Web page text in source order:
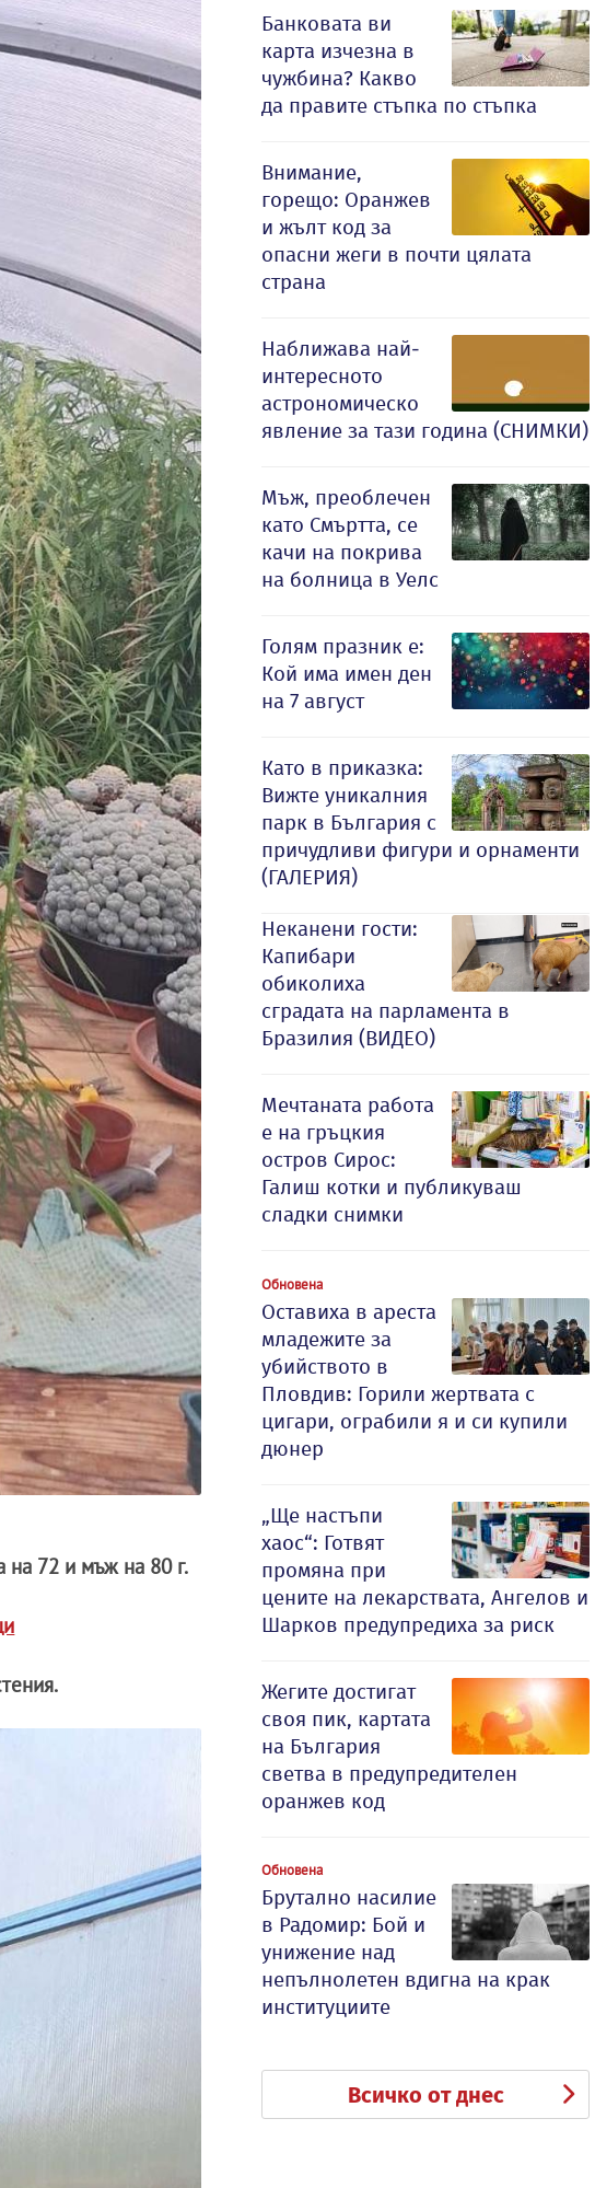
на 72 и мъж на 80 г.
Банковата ви
карта изчезна в
чужбина? Какво
да правите стъпка по стъпка
Внимание,
горещо: Оранжев
и жълт код за
опасни жеги в почти цялата
страна
Наближава най-
интересното
астрономическо
явление за тази година (СНИМКИ)
Мъж, преоблечен
като Смъртта, се
качи на покрива
на болница в Уелс
Голям празник е:
Кой има имен ден
на 7 август
Като в приказка:
Вижте уникалния
парк в България с
причудливи фигури и орнаменти
(ГАЛЕРИЯ)
Неканени гости:
Капибари
обиколиха
сградата на парламента в
Бразилия (ВИДЕО)
Мечтаната работа
е на гръцкия
остров Сирос:
Галиш котки и публикуваш
сладки снимки
Обновена
Оставиха в ареста
младежите за
убийството в
Пловдив: Горили жертвата с
цигари, ограбили я и си купили
дюнер
„Ще настъпи
хаос“: Готвят
промяна при
цените на лекарствата, Ангелов и
Шарков предупредиха за риск
Жегите достигат
своя пик, картата
на България
светва в предупредителен
оранжев код
Обновена
Брутално насилие
в Радомир: Бой и
унижение над
непълнолетен вдигна на крак
институциите
Всичко от днес